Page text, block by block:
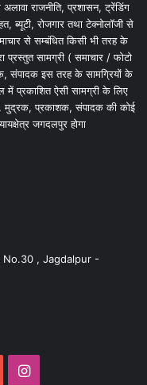
राजनीति, प्रशासन, ट्रेंडिंग
रोजगार तथा टेक्नोलॉजी से
से सम्बंधित किसी भी तरह के
प्रस्तुत सामग्री ( समाचार / फोटो
संपादक इस तरह के सामग्रियों के
में प्रकाशित ऐसी सामग्री के लिए
मुद्रक, प्रकाशक, संपादक की कोई
जगदलपुर होगा
No.30 , Jagdalpur -
Instagram